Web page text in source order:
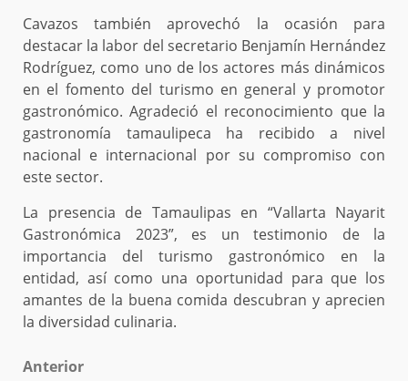
Cavazos también aprovechó la ocasión para
destacar la labor del secretario Benjamín Hernández
Rodríguez, como uno de los actores más dinámicos
en el fomento del turismo en general y promotor
gastronómico. Agradeció el reconocimiento que la
gastronomía tamaulipeca ha recibido a nivel
nacional e internacional por su compromiso con
este sector.
La presencia de Tamaulipas en “Vallarta Nayarit
Gastronómica 2023”, es un testimonio de la
importancia del turismo gastronómico en la
entidad, así como una oportunidad para que los
amantes de la buena comida descubran y aprecien
la diversidad culinaria.
Post
Anterior